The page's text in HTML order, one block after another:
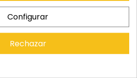
espejo Panasonic Lumix G9 II está
de contenido que necesitan un
fotografías y opciones de video
una calidad de imagen excepcional
y una excelente reproducción
Configurar
Rechazar